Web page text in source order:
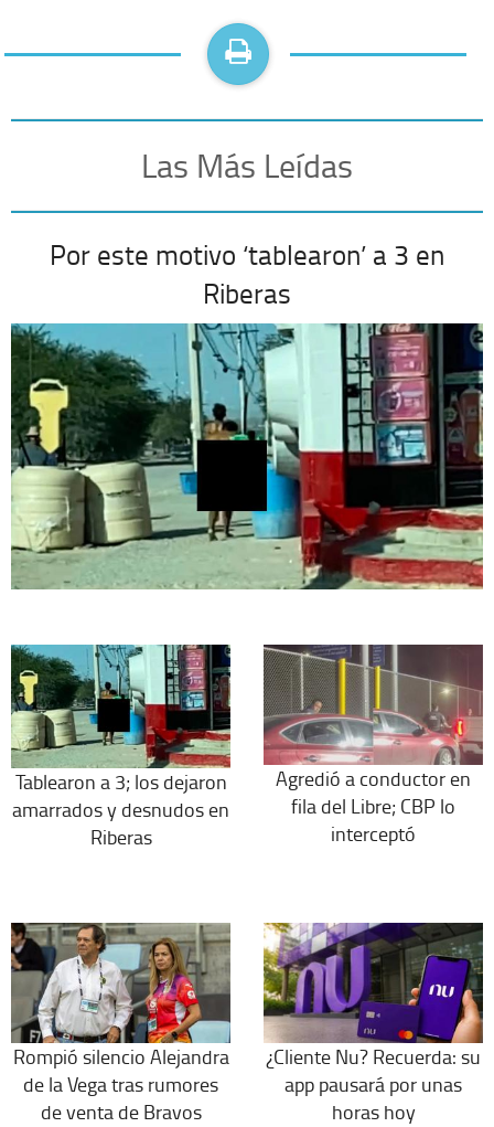
Las Más Leídas
Por este motivo ‘tablearon’ a 3 en
Riberas
Tablearon a 3; los dejaron
amarrados y desnudos en
Riberas
Agredió a conductor en
fila del Libre; CBP lo
interceptó
Rompió silencio Alejandra
de la Vega tras rumores
de venta de Bravos
¿Cliente Nu? Recuerda: su
app pausará por unas
horas hoy